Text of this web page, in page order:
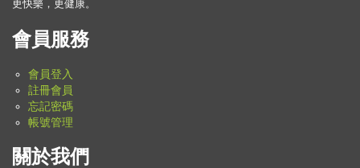
更快樂，更健康。
會員服務
會員登入
註冊會員
忘記密碼
帳號管理
關於我們